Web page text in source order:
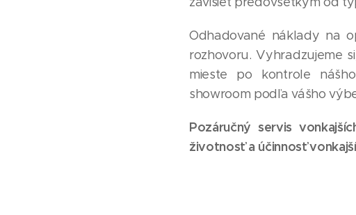
Odhadované náklady na
rozhovoru. Vyhradzujeme
mieste po kontrole
showroom podľa vášho
Pozáručný servis
životnosť a účinnosť